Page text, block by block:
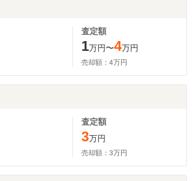
査定額
1万円〜4万円
売却額： 4万円
査定額
3万円
売却額： 3万円